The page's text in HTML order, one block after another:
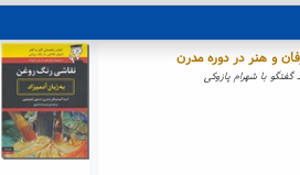
و هنر در دوره مدرن
گفتگو با شهرام پازوکی